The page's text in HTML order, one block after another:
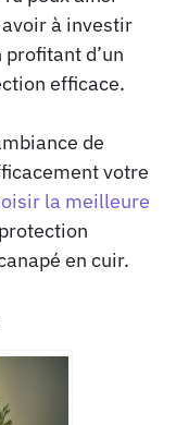
à investir
d’un
efficace.
de
votre
la meilleure
en cuir.